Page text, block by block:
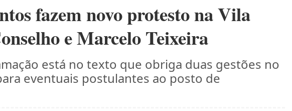
fazem novo protesto na Vila
e Marcelo Teixeira
está no texto que obriga duas gestões no
eventuais postulantes ao posto de